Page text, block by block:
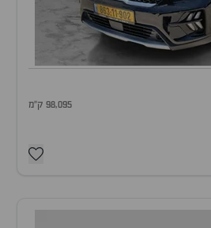
98,095 ק"מ